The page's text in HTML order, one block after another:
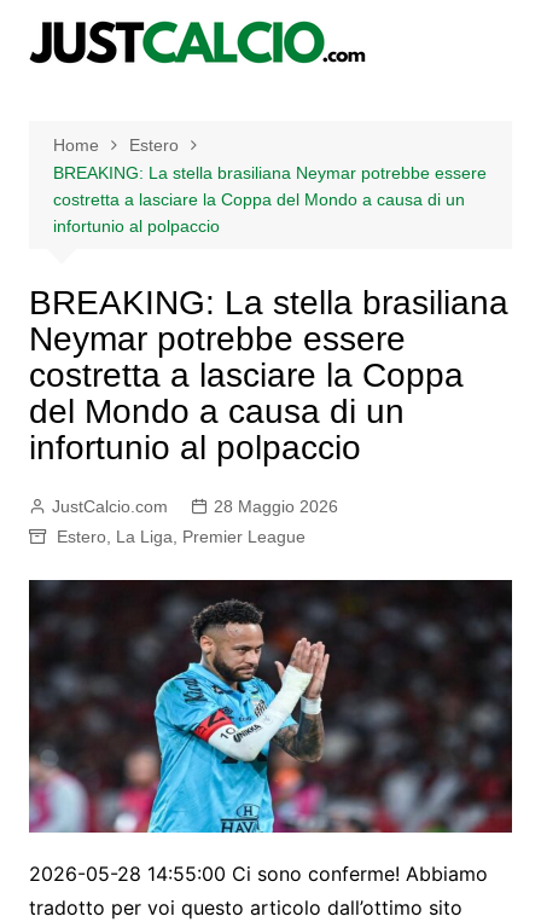
Home
Estero
BREAKING: La stella brasiliana Neymar potrebbe essere
costretta a lasciare la Coppa del Mondo a causa di un
infortunio al polpaccio
BREAKING: La stella brasiliana
Neymar potrebbe essere
costretta a lasciare la Coppa
del Mondo a causa di un
infortunio al polpaccio
JustCalcio.com
28 Maggio 2026
Estero, La Liga Premier League
2026-05-28 14:55:00 Ci sono conferme! Abbiamo
tradotto per voi questo articolo dall’ottimo sito